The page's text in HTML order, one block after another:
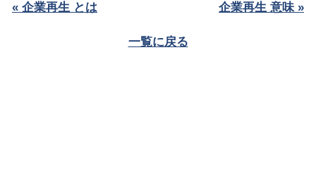
« 企業再生 とは 企業再生 意味 »
一覧に戻る